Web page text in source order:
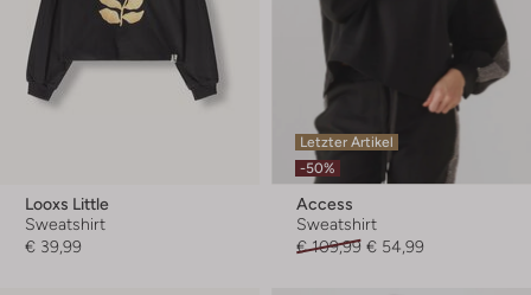
Looxs Little
Sweatshirt
€ 39,99
Letzter Artikel
-50%
Access
Sweatshirt
€ 109,99 € 54,99